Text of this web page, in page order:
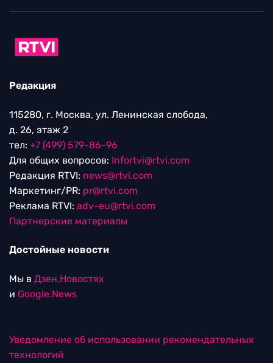
Редакция
115280, г. Москва, ул. Ленинская слобода,
д. 26, этаж 2
тел: +7 (499) 579-86-96
Для общих вопросов: Infortvi@rtvi.com
Редакция RTVI: news@rtvi.com
Маркетинг/PR: pr@rtvi.com
Реклама RTVI: adv-eu@rtvi.com
Партнерские материалы
Достойные новости
Мы в Дзен.Новостях
и Google.News
Уведомление об использовании рекомендательных
технологий